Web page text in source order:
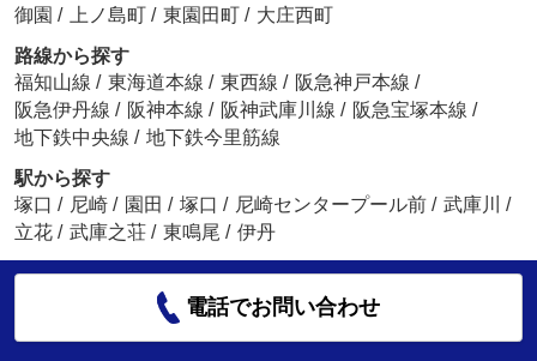
御園 / 上ノ島町 / 東園田町 / 大庄西町
路線から探す
福知山線 / 東海道本線 / 東西線 / 阪急神戸本線 /
阪急伊丹線 / 阪神本線 / 阪神武庫川線 / 阪急宝塚本線 /
地下鉄中央線 / 地下鉄今里筋線
駅から探す
塚口 / 尼崎 / 園田 / 塚口 / 尼崎センタープール前 / 武庫川
/
立花 / 武庫之荘 / 東鳴尾 / 伊丹
電話でお問い合わせ